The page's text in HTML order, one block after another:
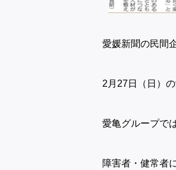
愛媛新聞の民間
2月27日（日）
愛亀グループで
障害者・健常者